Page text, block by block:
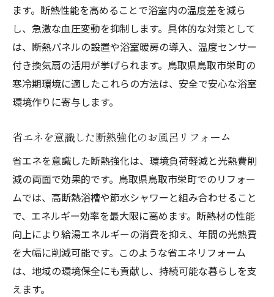
ます。断熱性能を高めることで浴室内の温度差を減ら
し、急激な血圧変動を抑制します。具体的な対策として
は、断熱パネルの設置や浴室暖房の導入、温度センサー
付き換気扇の活用が挙げられます。鳥取県鳥取市栄町の
寒冷期環境に適したこれらの方法は、安全で安心な浴室
環境作りに寄与します。
省エネを意識した断熱強化のお風呂リフォーム
省エネを意識した断熱強化は、環境負荷軽減と光熱費削
減の両面で効果的です。鳥取県鳥取市栄町でのリフォー
ムでは、高断熱浴槽や節水シャワーと組み合わせること
で、エネルギー効率を最大限に高めます。断熱材の性能
向上により給湯エネルギーの消費を抑え、年間の光熱費
を大幅に削減可能です。このような省エネリフォーム
は、地域の環境保全にも貢献し、持続可能な暮らしを支
えます。